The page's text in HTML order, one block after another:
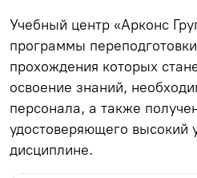
Учебный центр «Арконс
программы
прохождения которых
освоение знаний,
персонала, а также
удостоверяющего высокий
дисциплине.